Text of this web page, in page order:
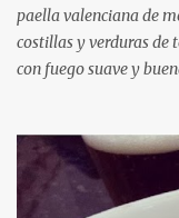
paella valenciana de
costillas y verduras de
con fuego suave y
verdes planas 2
pollo (o agua) 1
pimentón dulce 2